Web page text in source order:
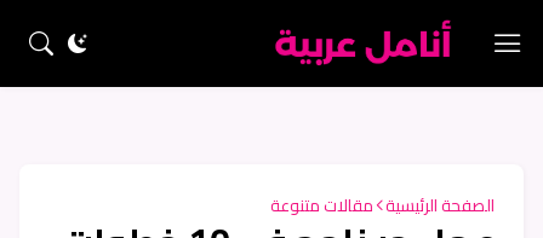
الصفحة الرئيسية مقالات متنوعة